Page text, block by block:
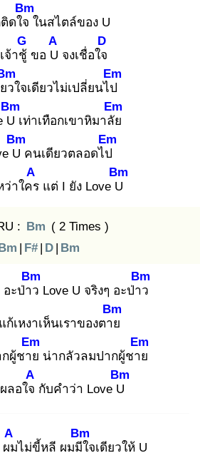
ดใจ
Bm
ในสไตล์ของ U
จ้าชู้
G
ขอ U
A
จงเชื่อใจ
D
วใจเดียวไม่เปลี่ยนไป
Em
U
Bm
เท่าเทือกเขาหิมาลัย
Em
U
Bm
คนเดียวตลอดไป
Em
ว่าใคร
A
แต่ I ยัง Love U
Bm
: Bm ( 2 Times )
| F# | D | Bm
อะป่าว
Bm
Love U จริงๆ อะป่าว
Bm
เหงาเห็นเราของตาย
Bm
ผู้ชาย
Em
น่ากลัวลมปากผู้ชาย
Em
ลอใจ
A
กับคำว่า Love U
Bm
ผม
A
ไม่ขี้หลี ผมมีใ
Bm
จเดียวให้ U